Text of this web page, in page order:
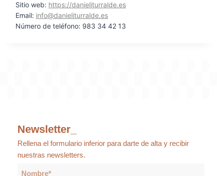
Sitio web: https://danieliturralde.es
Email: info@danieliturralde.es
Número de teléfono: 983 34 42 13
Newsletter_
Rellena el formulario inferior para darte de alta y recibir
nuestras newsletters.